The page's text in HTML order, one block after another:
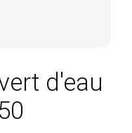
d'eau